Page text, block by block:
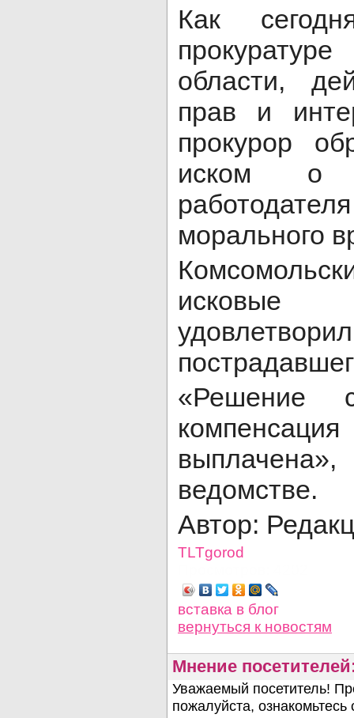
Как
области,
прав и
прокурор
иском о
морального
исковые
«Решение
ведомстве.
Автор:
TLTgorod
вставка в блог
вернуться к новостям
Мнение